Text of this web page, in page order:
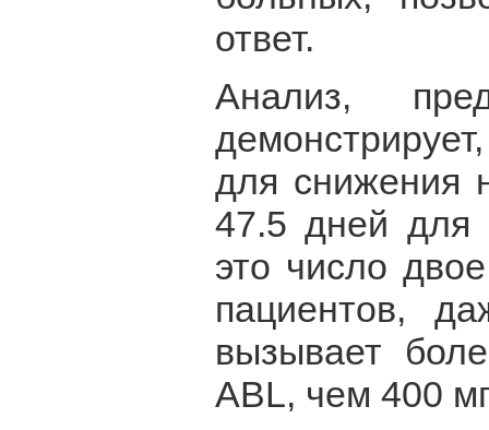
ответ.
Анализ,
для снижения
47.5 дней для
это число
пациентов,
вызывает
ABL, чем 400